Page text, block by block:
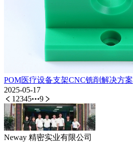
POM医疗设备支架CNC铣削解决方案
2025-05-17
1 2345 9
Neway 精密实业有限公司